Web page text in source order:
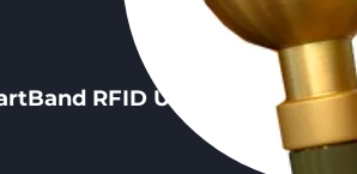
RFID UHF/NFC